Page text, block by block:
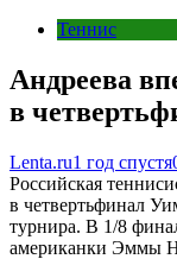
Теннис
Андреева
в
Lenta.ru1 год спустя
Российская
в четвертьфинал
турнира. В 1/8
американки Эммы